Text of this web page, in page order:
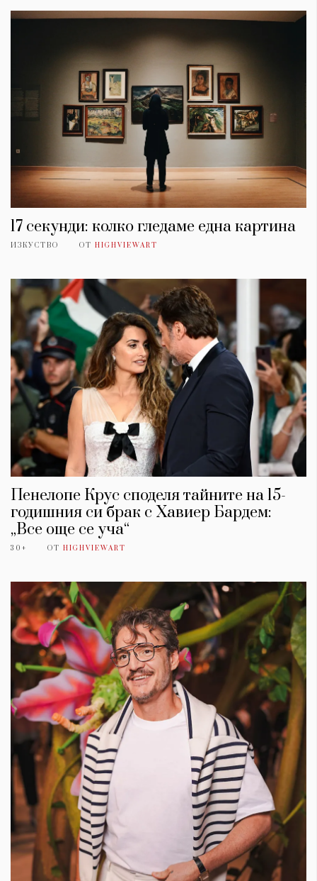
17 секунди: колко гледаме една картина
ИЗКУСТВО ОТ HIGHVIEWART
Пенелопе Крус споделя тайните на 15-
годишния си брак с Хавиер Бардем:
„Все още се уча“
30+ ОТ HIGHVIEWART